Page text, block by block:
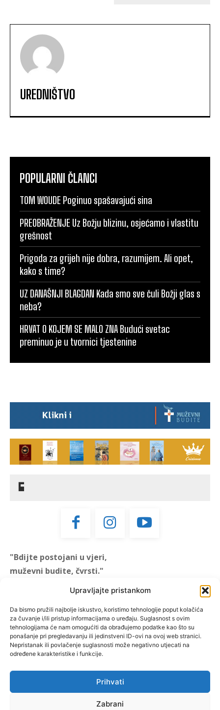
Upravljajte pristankom
Da bismo pružili najbolje iskustvo, koristimo tehnologije poput kolačića
za čuvanje i/ili pristup informacijama o uređaju. Suglasnost s ovim
tehnologijama će nam omogućiti da obrađujemo podatke kao što su
ponašanje pri pregledavanju ili jedinstveni ID-ovi na ovoj web stranici.
Nepristanak ili povlačenje suglasnosti može negativno utjecati na
određene karakteristike i funkcije.
Prihvati
Zabrani
UREDNIŠTVO
POPULARNI ČLANCI
TOM WOUDE Poginuo spašavajući sina
PREOBRAŽENJE Uz Božju blizinu, osjećamo i vlastitu
grešnost
Prigoda za grijeh nije dobra, razumijem. Ali opet,
kako s time?
UZ DANAŠNJI BLAGDAN Kada smo sve čuli Božji glas s
neba?
HRVAT O KOJEM SE MALO ZNA Budući svetac
preminuo je u tvornici tjestenine
"Bdijte postojani u vjeri,
muževni budite, čvrsti."
"Muževni budite" prvi je
hrvatski portal za katoličke
muškarce koji pokušava
reafirmirati u današnje
vrijeme itekako narušen
koji pokušavamo osvijetliti iz
više aspekata, prigodnih
rubrika i poticajnih inicijativa.